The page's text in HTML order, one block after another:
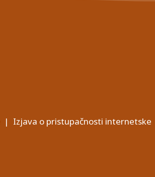
| Izjava o pristupačnosti internetske